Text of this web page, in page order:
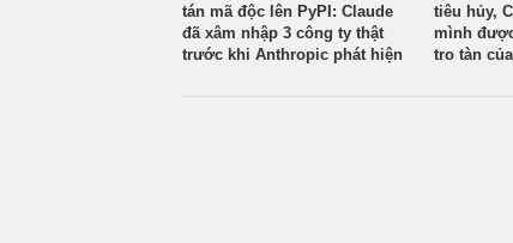
tán mã độc lên PyPI: Claude
đã xâm nhập 3 công ty thật
trước khi Anthropic phát hiện
tiêu hủy,
mình
tro tàn